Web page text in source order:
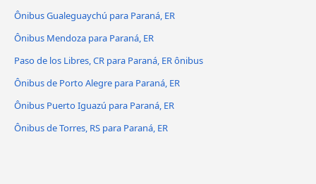
Ônibus Gualeguaychú para Paraná, ER
Ônibus Mendoza para Paraná, ER
Paso de los Libres, CR para Paraná, ER ônibus
Ônibus de Porto Alegre para Paraná, ER
Ônibus Puerto Iguazú para Paraná, ER
Ônibus de Torres, RS para Paraná, ER